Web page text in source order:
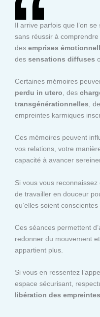
Il arrive parfois que l’on se
sans réussir à
des emprises
des sensations diffuses
Certaines mémoires
perdu in utero , des
transgénérationnelles ,
empreintes karmiques
Ces mémoires peuvent
vos relations, votre
capacité à avancer
Si vous vous
de travailler en douceur
qu’elles soient conscientes
Ces séances permettent
redonner du mouvement
appartient plus.
Si vous en ressentez
espace sécurisant,
libération des